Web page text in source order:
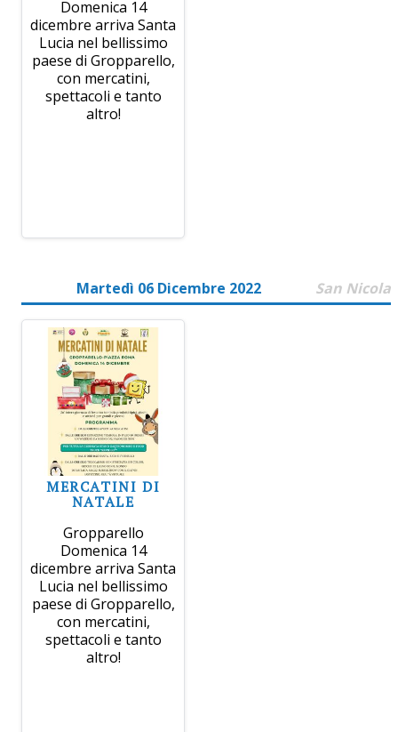
Domenica 14
dicembre arriva Santa
Lucia nel bellissimo
paese di Gropparello,
con mercatini,
spettacoli e tanto
altro!
Martedì 06 Dicembre 2022 San Nicola
MERCATINI DI
NATALE
Gropparello
Domenica 14
dicembre arriva Santa
Lucia nel bellissimo
paese di Gropparello,
con mercatini,
spettacoli e tanto
altro!